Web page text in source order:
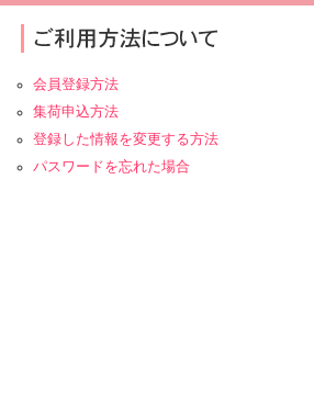
会員登録方法
集荷申込方法
登録した情報を変更する方法
パスワードを忘れた場合